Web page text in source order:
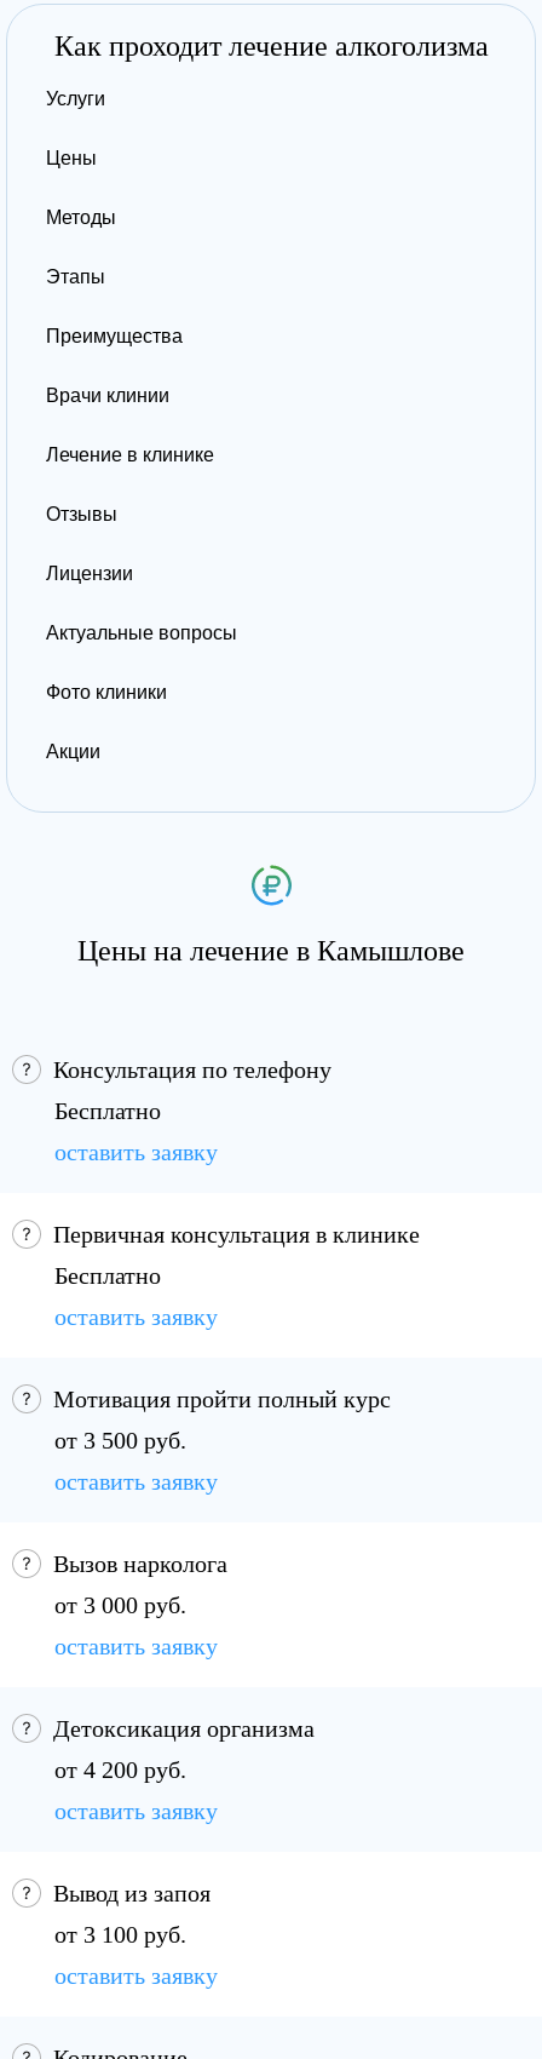
Как проходит лечение алкоголизма
Услуги
Цены
Методы
Этапы
Преимущества
Врачи клинии
Лечение в клинике
Отзывы
Лицензии
Актуальные вопросы
Фото клиники
Акции
Цены на лечение в Камышлове
Консультация по телефону
Бесплатно
оставить заявку
Первичная консультация в клинике
Бесплатно
оставить заявку
Мотивация пройти полный курс
от 3 500 руб.
оставить заявку
Вызов нарколога
от 3 000 руб.
оставить заявку
Детоксикация организма
от 4 200 руб.
оставить заявку
Вывод из запоя
от 3 100 руб.
оставить заявку